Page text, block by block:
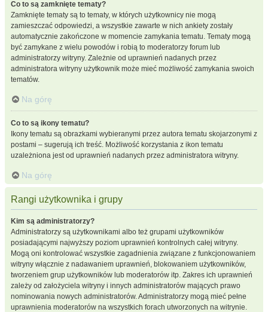
Co to są zamknięte tematy?
Zamknięte tematy są to tematy, w których użytkownicy nie mogą
zamieszczać odpowiedzi, a wszystkie zawarte w nich ankiety zostały
automatycznie zakończone w momencie zamykania tematu. Tematy mogą
być zamykane z wielu powodów i robią to moderatorzy forum lub
administratorzy witryny. Zależnie od uprawnień nadanych przez
administratora witryny użytkownik może mieć możliwość zamykania swoich
tematów.
Na górę
Co to są ikony tematu?
Ikony tematu są obrazkami wybieranymi przez autora tematu skojarzonymi z
postami – sugerują ich treść. Możliwość korzystania z ikon tematu
uzależniona jest od uprawnień nadanych przez administratora witryny.
Na górę
Rangi użytkownika i grupy
Kim są administratorzy?
Administratorzy są użytkownikami albo też grupami użytkowników
posiadającymi najwyższy poziom uprawnień kontrolnych całej witryny.
Mogą oni kontrolować wszystkie zagadnienia związane z funkcjonowaniem
witryny włącznie z nadawaniem uprawnień, blokowaniem użytkowników,
tworzeniem grup użytkowników lub moderatorów itp. Zakres ich uprawnień
zależy od założyciela witryny i innych administratorów mających prawo
nominowania nowych administratorów. Administratorzy mogą mieć pełne
uprawnienia moderatorów na wszystkich forach utworzonych na witrynie.